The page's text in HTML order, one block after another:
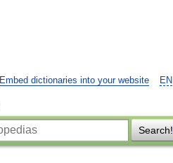
EN
Embed dictionaries into your website
Search!